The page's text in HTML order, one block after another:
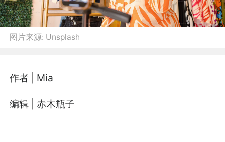
图片来源: Unsplash
作者 | Mia
编辑 | 赤木瓶子